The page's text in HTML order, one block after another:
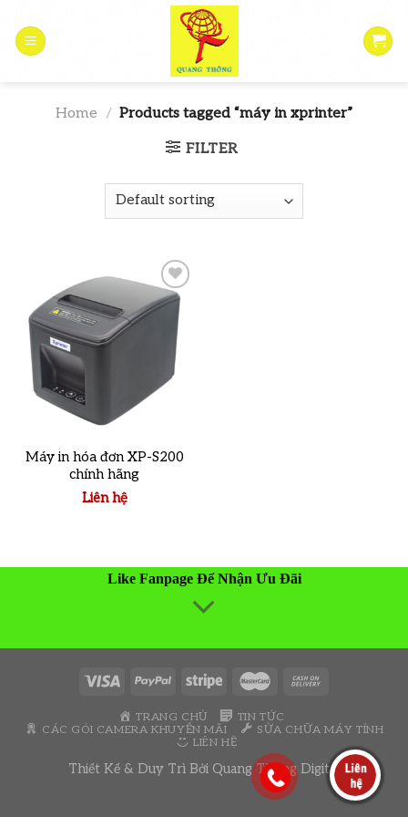
content
Home / Products tagged “máy in xprinter”
FILTER
Add to
wishlist
Máy in hóa đơn XP-S200
chính hãng
Liên hệ
Like Fanpage Để Nhận Ưu Đãi
TRANG CHỦ
TIN TỨC
CÁC GÓI CAMERA KHUYẾN MÃI
SỬA CHỮA MÁY TÍNH
LIÊN HỆ
Thiết Kế & Duy Trì Bởi Quang Thông Digital